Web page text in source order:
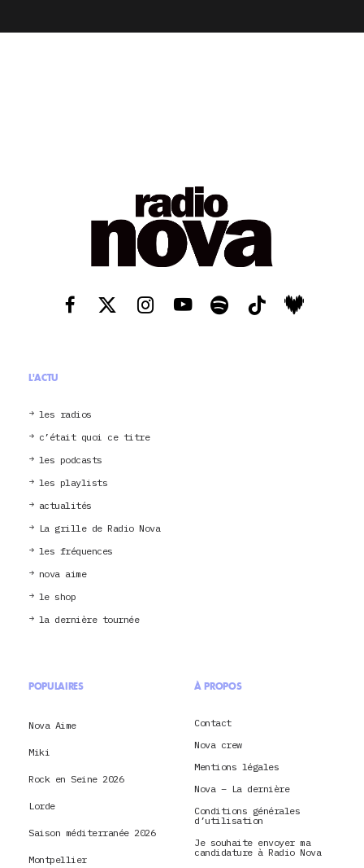
L'ACTU
les radios
c’était quoi ce titre
les podcasts
les playlists
actualités
La grille de Radio Nova
les fréquences
nova aime
le shop
la dernière tournée
POPULAIRES
Nova Aime
Miki
Rock en Seine 2026
Lorde
Saison méditerranée 2026
Montpellier
À PROPOS
Contact
Nova crew
Mentions légales
Nova – La dernière
Conditions générales
d’utilisation
Je souhaite envoyer ma
candidature à Radio Nova